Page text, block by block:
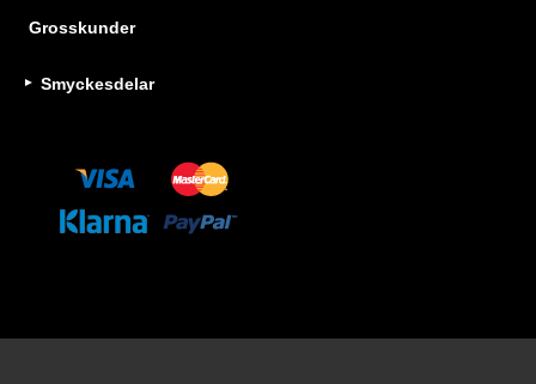
Grosskunder
Smyckesdelar